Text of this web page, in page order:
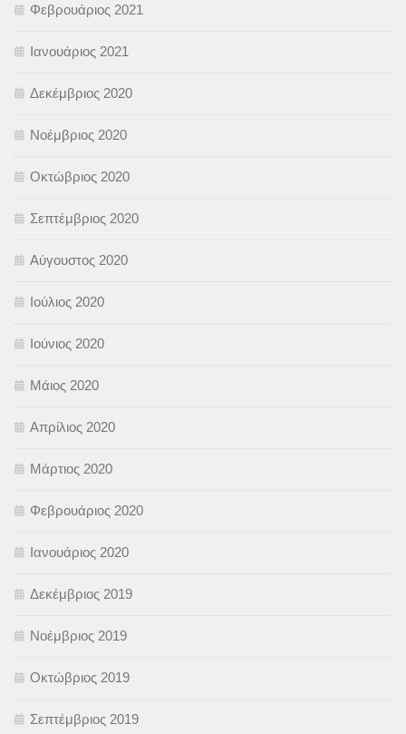
Φεβρουάριος 2021
Ιανουάριος 2021
Δεκέμβριος 2020
Νοέμβριος 2020
Οκτώβριος 2020
Σεπτέμβριος 2020
Αύγουστος 2020
Ιούλιος 2020
Ιούνιος 2020
Μάιος 2020
Απρίλιος 2020
Μάρτιος 2020
Φεβρουάριος 2020
Ιανουάριος 2020
Δεκέμβριος 2019
Νοέμβριος 2019
Οκτώβριος 2019
Σεπτέμβριος 2019